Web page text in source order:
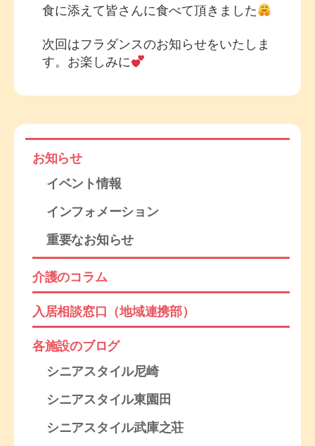
食に添えて皆さんに食べて頂きました
次回はフラダンスのお知らせをいたしま
す。お楽しみに
お知らせ
イベント情報
インフォメーション
重要なお知らせ
介護のコラム
入居相談窓口（地域連携部）
各施設のブログ
シニアスタイル尼崎
シニアスタイル東園田
シニアスタイル武庫之荘